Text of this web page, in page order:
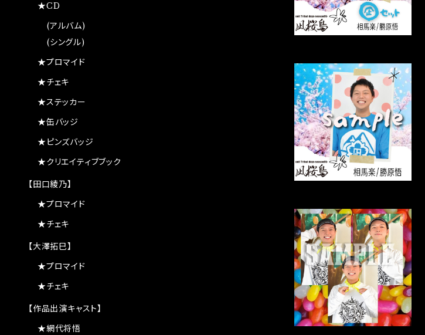
★CD
(アルバム)
(シングル)
★プロマイド
★チェキ
★ステッカー
★缶バッジ
★ピンズバッジ
★クリエイティブブック
【田口綾乃】
★プロマイド
★チェキ
【大澤拓巳】
★プロマイド
★チェキ
【作品出演キャスト】
★網代将悟